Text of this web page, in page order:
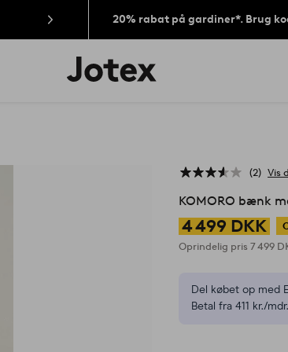
20% rabat på gardiner*. Brug
Jotex
logo
2 Vis
KOMORO bænk
4 499 DKK
Oprindelig pris7 499
Del købet op med
Betal fra 411 kr./mdr.